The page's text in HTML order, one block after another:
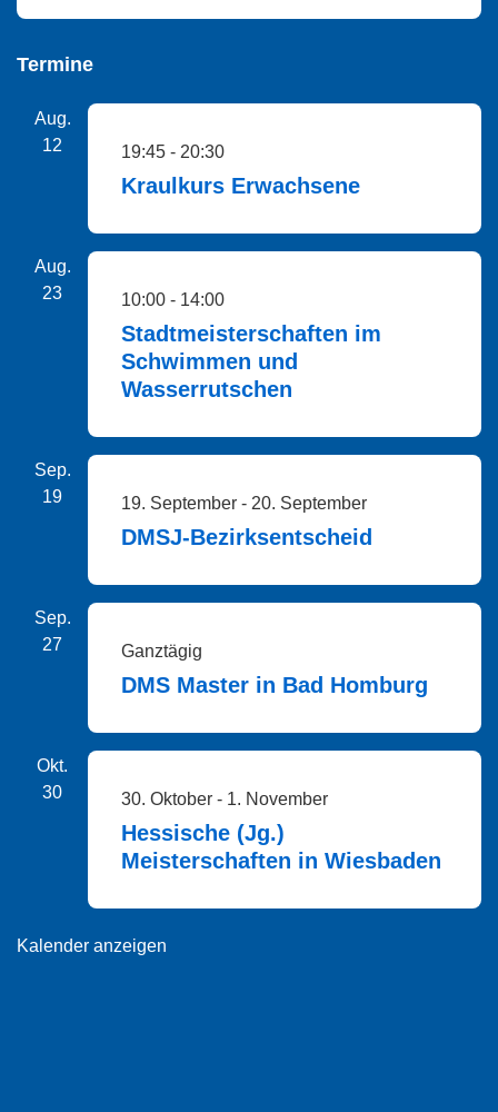
Termine
Aug.
12
19:45 - 20:30
Kraulkurs Erwachsene
Aug.
23
10:00 - 14:00
Stadtmeisterschaften im
Schwimmen und
Wasserrutschen
Sep.
19
19. September - 20. September
DMSJ-Bezirksentscheid
Sep.
27
Ganztägig
DMS Master in Bad Homburg
Okt.
30
30. Oktober - 1. November
Hessische (Jg.)
Meisterschaften in Wiesbaden
Kalender anzeigen